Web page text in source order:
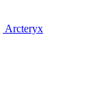
Arcteryx